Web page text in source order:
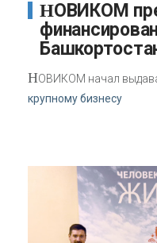
НОВИКОМ предоставит
НОВИКОМ начал
крупному бизнесу